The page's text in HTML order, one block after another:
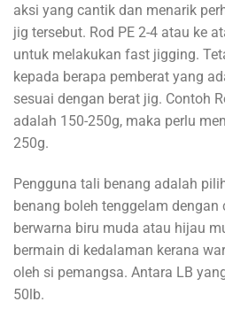
aksi yang cantik dan menarik
jig tersebut. Rod PE 2-4 atau ke
untuk melakukan fast jigging.
kepada berapa pemberat yang
sesuai dengan berat jig. Contoh
adalah 150-250g, maka perlu
250g.
Pengguna tali benang adalah
benang boleh tenggelam dengan
berwarna biru muda atau hijau
bermain di kedalaman kerana
oleh si pemangsa. Antara LB
50lb.